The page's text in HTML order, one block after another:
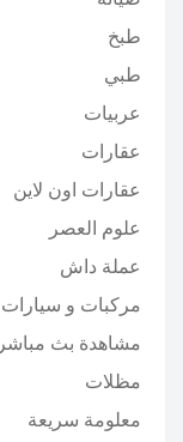
طبخ
طبي
عربيات
عقارات
عقارات اون لاين
علوم العصر
عملة داش
مركبات و سيارات
مشاهدة بث مباشر
مظلات
معلومة سريعة